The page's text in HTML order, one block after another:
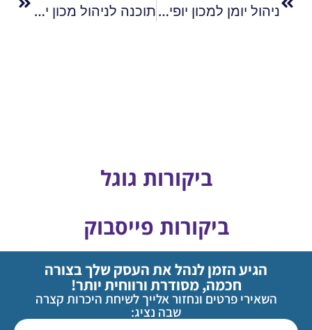
ניהול יומן למכון יופי הדרך לייעול הניהול והענקת שירות מיטבי ללקוחות תוכנה לניהול מכון יופי הפתרון הדיגיטלי לניהול חכם ויעיל של העסק
ביקורות גוגל
ביקורות פייסבוק
הגיע הזמן לנהל את העסק שלך בצורה
חכמה, מסודרת ורווחית יותר!
השאירי פרטים ונחזור אלייך לשיחת היכרות קצרה
שבה נציג: